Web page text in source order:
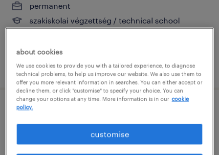
permanent
szakiskolai végzettség / technical school
posted 28 july 2026
gazdasági vezető
szeged, csongrád
about cookies
We use cookies to provide you with a tailored experience, to diagnose
technical problems, to help us improve our website. We also use them to
offer you more relevant information in searches. You can either accept or
decline them, or click "customise" to specify your choice. You can
change your options at any time. More information is in our cookie
policy.
customise